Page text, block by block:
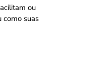
ou
como suas